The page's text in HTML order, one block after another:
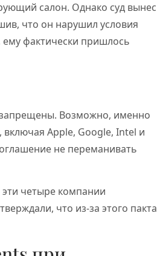
салон. Однако суд вынес
что он нарушил условия
фактически пришлось
Возможно, именно
Apple, Google, Intel и
не переманивать
четыре компании
что из-за этого пакта